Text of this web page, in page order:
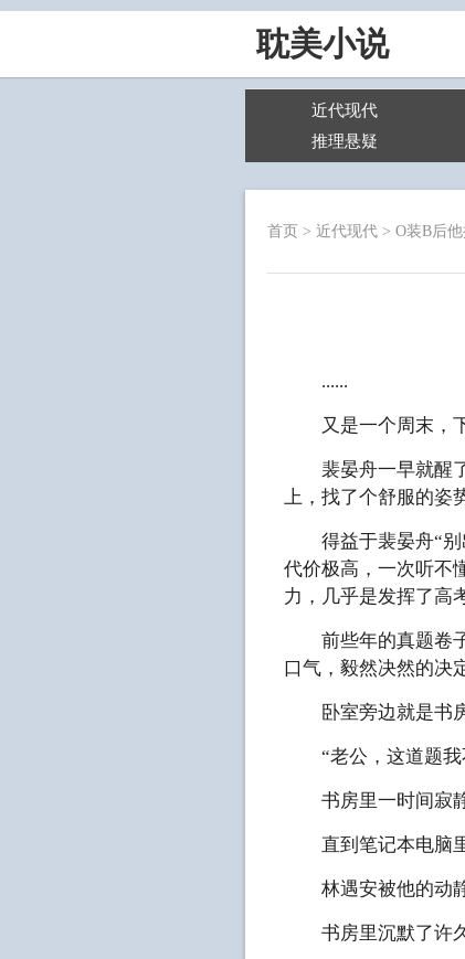
耽美小说
近代现代
推理悬疑
首页 > 近代现代 > O装B后
......
又是一个周末，下
裴晏舟一早就醒了
上，找了个舒服的姿
得益于裴晏舟“别
代价极高，一次听不
力，几乎是发挥了高
前些年的真题卷子
口气，毅然决然的决
卧室旁边就是书房
“老公，这道题我
书房里一时间寂静
直到笔记本电脑里
林遇安被他的动静
书房里沉默了许久